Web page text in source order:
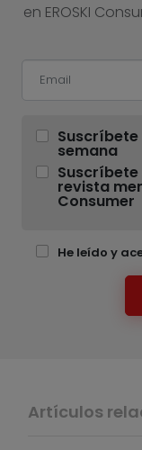
en EROSKI
Suscríbete
semana
revista
Consumer
He leído y
Artículos